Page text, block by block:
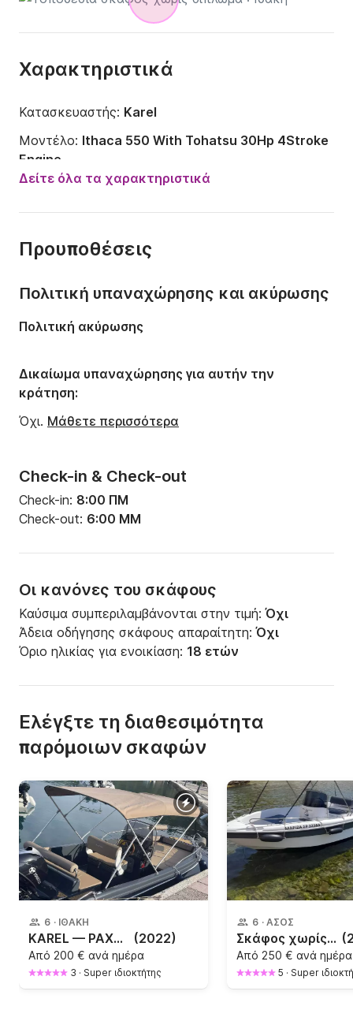
Χαρακτηριστικά
Κατασκευαστής: Karel
Μοντέλο: Ithaca 550 With Tohatsu 30Hp 4Stroke
Engine
Ισχύς κινητήρα:30ch
Μήκος:5.49m
Έτος:2021
Δείτε όλα τα χαρακτηριστικά
Προυποθέσεις
Check-in & Check-out
Check-in: 8:00 ΠΜ
Check-out: 6:00 ΜΜ
Οι κανόνες του σκάφους
Καύσιμα συμπεριλαμβάνονται στην τιμή:Όχι
Άδεια οδήγησης σκάφους απαραίτητη:Όχι
Όριο ηλικίας για ενοικίαση: 18 ετών
Πολιτική υπαναχώρησης και ακύρωσης
Πολιτική ακύρωσης
Δικαίωμα υπαναχώρησης για αυτήν την
κράτηση:
Όχι. Μάθετε περισσότερα
Ελέγξτε τη διαθεσιμότητα
παρόμοιων σκαφών
6 · ΙΘΆΚΗ
KAREL — PAXOS 170 (2022) (2022)
Από 200 € ανά ημέρα
3 · Super ιδιοκτήτης
6 · ΆΣΟΣ
Σκάφος χωρίς δίπλωμα Poseidon Blue Water 30ch
Από 250 € ανά ημέρα
5 · Super